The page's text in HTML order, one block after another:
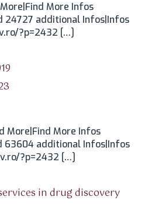
More Infos
24727 additional Infos|Infos
?p=2432 […]
More|Find More Infos
63604 additional Infos|Infos
?p=2432 […]
in drug discovery